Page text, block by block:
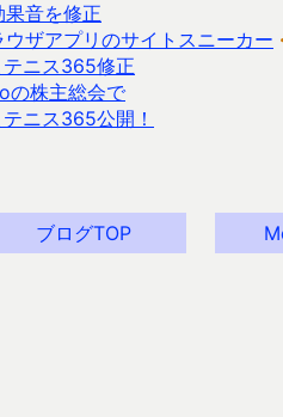
果音を修正
ウザアプリのサイトスニーカー
ニス365修正
の株主総会で
ニス365公開！
ブログTOP